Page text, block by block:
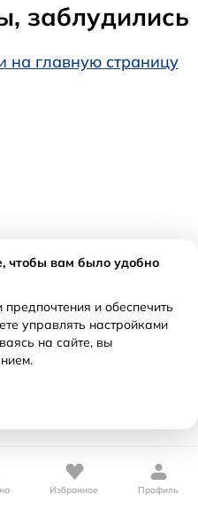
заблудились
на главную страницу
Избранное Профиль
чтобы вам было удобно
и обеспечить
управлять настройками
на сайте, вы